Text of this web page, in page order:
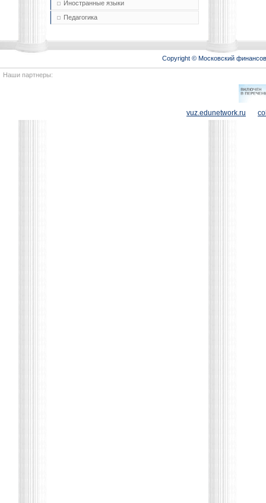
Иностранные языки
Педагогика
Copyright © Московский
Наши партнеры:
vuz.edunetwork.ru